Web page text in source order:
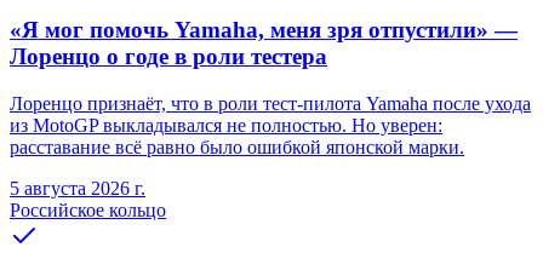
«Я мог помочь Yamaha, меня зря отпустили» —
Лоренцо о годе в роли тестера
Лоренцо признаёт, что в роли тест-пилота Yamaha после ухода
из MotoGP выкладывался не полностью. Но уверен:
расставание всё равно было ошибкой японской марки.
5 августа 2026 г.
Российское кольцо